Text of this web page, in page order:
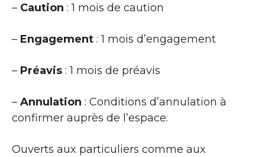
– Caution : 1 mois de caution
– Engagement : 1 mois d’engagement
– Préavis : 1 mois de préavis
– Annulation : Conditions d’annulation à
confirmer auprès de l’espace.
Ouverts aux particuliers comme aux